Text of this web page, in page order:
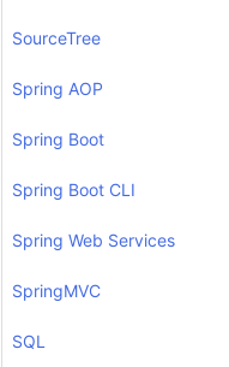
SourceTree
Spring AOP
Spring Boot
Spring Boot CLI
Spring Web Services
SpringMVC
SQL